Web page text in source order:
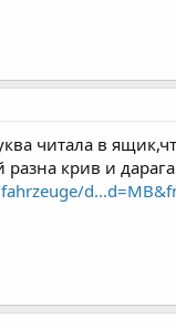
читала в
разна крив и